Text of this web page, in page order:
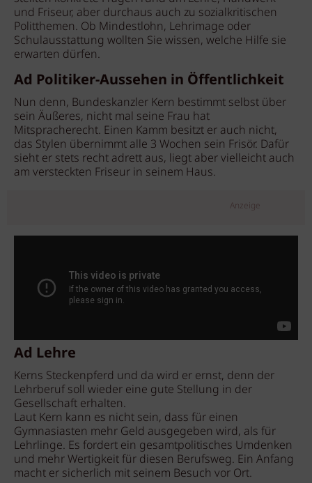
und Friseur, aber durchaus auch zu sozialkritischen
Politthemen. Ob Mindestlohn, Lehrimage oder
Schulausstattung wollten Sie wissen, welche Hilfe sie
erwarten dürfen.
Ad Politiker-Aussehen in Öffentlichkeit
Nun denn, Bundeskanzler Kern bestimmt selbst über
sein Äußeres, nicht mal seine Frau hat
Mitspracherecht. Einen Kamm besitzt er auch nicht,
das Stylen übernimmt alle 3 Wochen sein Frisör. Dafür
sieht er stets recht adrett aus, liegt aber vielleicht auch
am versteckten Friseur in seinem Haus.
Anzeige
Ad Lehre
Kerns Steckenpferd und da wird er ernst, denn der
Lehrberuf soll wieder eine gute Stellung in der
Gesellschaft erhalten.
Laut Kern kann es nicht sein, dass für einen
Gymnasiasten mehr Geld ausgegeben wird, als für
Lehrlinge. Es fordert ein gesamtpolitisches Umdenken
und mehr Wertigkeit für diesen Berufsweg. Ein Anfang
macht er sicherlich mit seinem Besuch vor Ort.